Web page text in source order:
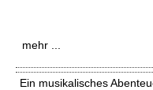
mehr ...
Ein musikalisches